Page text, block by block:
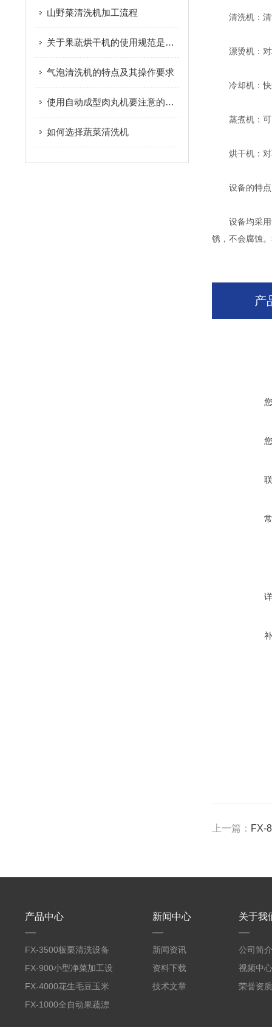
山野菜清洗机加工流程
关于果蔬烘干机的使用规范是什么
气泡清洗机的特点及其操作要求
使用自动成型肉丸机要注意的事项
如何选择蔬菜清洗机
清洗机：清
漂烫机：对
冷却机：快
蒸煮机：可
烘干机：对蒸
设备的特点
设备均采用食
锈，不会腐蚀
产
上一篇： FX-
产品中心
FX-3500板栗清洗设备
全自动气泡清洗机
FX-900小型净菜加工设
备野菜清洗机
FX-4000花生毛豆玉米
蒸煮漂烫机
FX-1000全自动果蔬漂
新闻中心
新闻资讯
资料下载
技术文章
关于我
公司简介
视频中心
荣誉资质